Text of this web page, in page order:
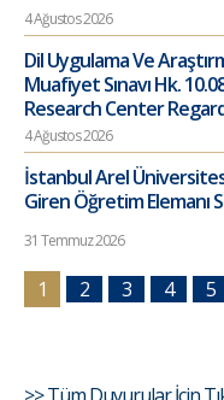
4 Ağustos 2026
Dil Uygulama Ve
Muafiyet Sınavı Hk.
Research Center
4 Ağustos 2026
İstanbul Arel
Giren Öğretim Elemanı
31 Temmuz 2026
1 2 3 4 5